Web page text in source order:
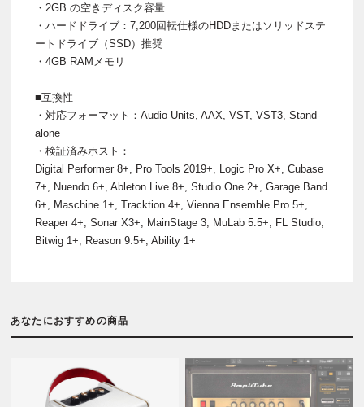
・2GB の空きディスク容量
・ハードドライブ：7,200回転仕様のHDDまたはソリッドステ
ートドライブ（SSD）推奨
・4GB RAMメモリ
■互換性
・対応フォーマット：Audio Units, AAX, VST, VST3, Stand-
alone
・検証済みホスト：
Digital Performer 8+, Pro Tools 2019+, Logic Pro X+, Cubase
7+, Nuendo 6+, Ableton Live 8+, Studio One 2+, Garage Band
6+, Maschine 1+, Tracktion 4+, Vienna Ensemble Pro 5+,
Reaper 4+, Sonar X3+, MainStage 3, MuLab 5.5+, FL Studio,
Bitwig 1+, Reason 9.5+, Ability 1+
あなたにおすすめの商品